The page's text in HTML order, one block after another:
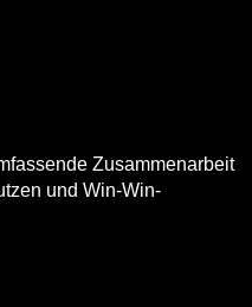
Zusammenarbeit
und Win-Win-